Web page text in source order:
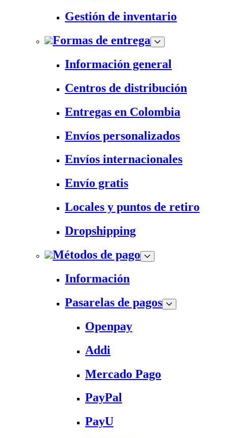
Gestión de inventario
Formas de entrega
Información general
Centros de distribución
Entregas en Colombia
Envíos personalizados
Envíos internacionales
Envío gratis
Locales y puntos de retiro
Dropshipping
Métodos de pago
Información
Pasarelas de pagos
Openpay
Addi
Mercado Pago
PayPal
PayU